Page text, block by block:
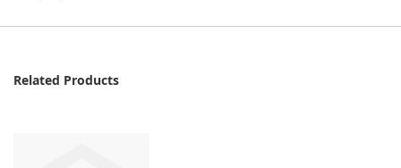
Related Products